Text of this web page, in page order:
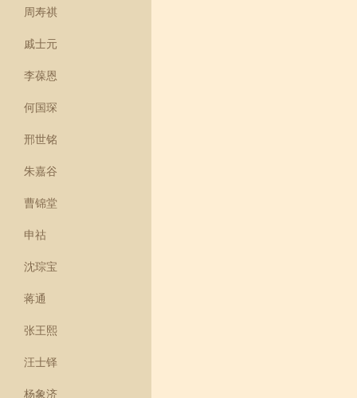
周寿祺
戚士元
李葆恩
何国琛
邢世铭
朱嘉谷
曹锦堂
申祜
沈琮宝
蒋通
张王熙
汪士铎
杨象济